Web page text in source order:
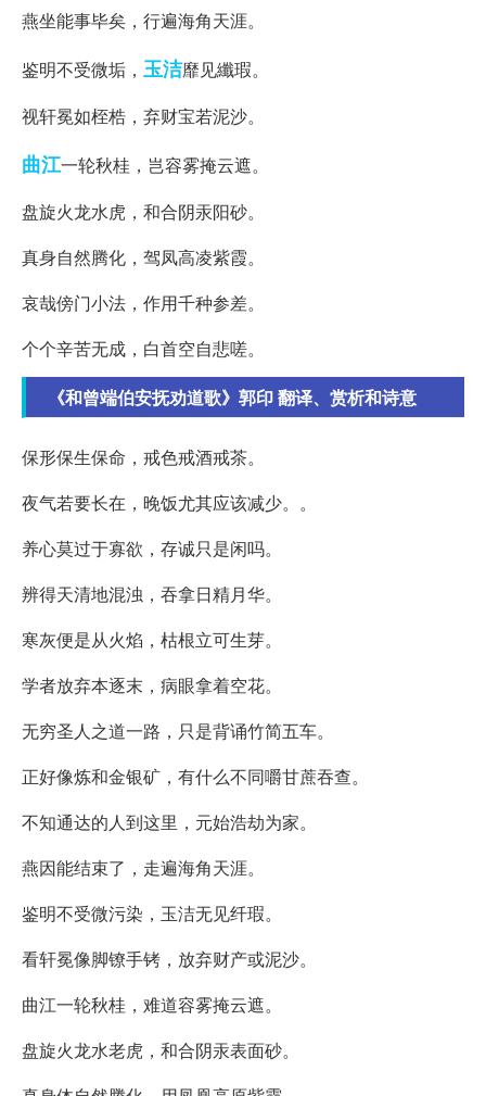
燕坐能事毕矣，行遍海角天涯。
鉴明不受微垢， 玉洁靡见纖瑕。
视轩冕如桎梏，弃财宝若泥沙。
曲江一轮秋桂，岂容雾掩云遮。
盘旋火龙水虎，和合阴汞阳砂。
真身自然腾化，驾凤高凌紫霞。
哀哉傍门小法，作用千种参差。
个个辛苦无成，白首空自悲嗟。
《和曾端伯安抚劝道歌》郭印 翻译、赏析和诗意
保形保生保命，戒色戒酒戒茶。
夜气若要长在，晚饭尤其应该减少。。
养心莫过于寡欲，存诚只是闲吗。
辨得天清地混浊，吞拿日精月华。
寒灰便是从火焰，枯根立可生芽。
学者放弃本逐末，病眼拿着空花。
无穷圣人之道一路，只是背诵竹简五车。
正好像炼和金银矿，有什么不同嚼甘蔗吞查。
不知通达的人到这里，元始浩劫为家。
燕因能结束了，走遍海角天涯。
鉴明不受微污染，玉洁无见纤瑕。
看轩冕像脚镣手铐，放弃财产或泥沙。
曲江一轮秋桂，难道容雾掩云遮。
盘旋火龙水老虎，和合阴汞表面砂。